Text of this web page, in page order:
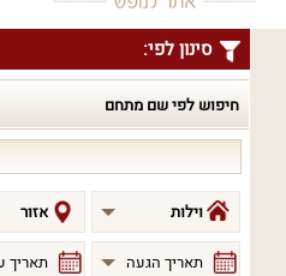
סינון לפי:
חיפוש לפי שם מתחם
לפי
שם
מתחם
וילות אזור
תאריך הגעה תאריך